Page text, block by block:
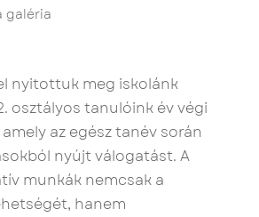
galéria
nyitottuk meg iskolánk
osztályos tanulóink év végi
az egész tanév során
nyújt válogatást. A
munkák nemcsak a
hanem